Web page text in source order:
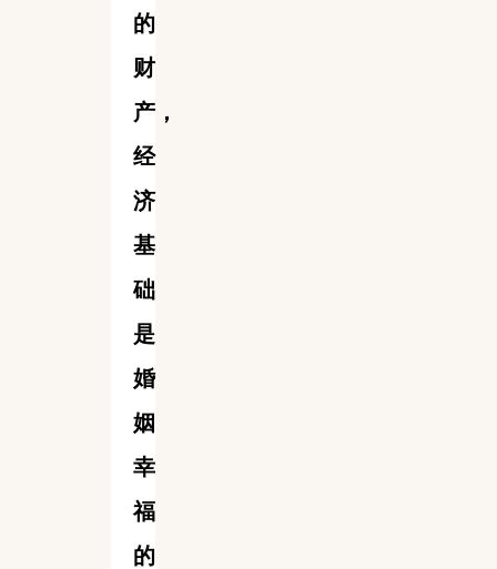
的
财
产，
经
济
基
础
是
婚
姻
幸
福
的